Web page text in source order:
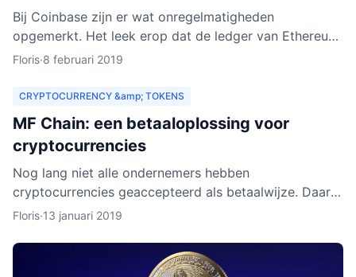
Bij Coinbase zijn er wat onregelmatigheden
opgemerkt. Het leek erop dat de ledger van Ethereum
Classic werd herschreven. Dat zou betekenen dat
Floris·8 februari 2019
CRYPTOCURRENCY &amp; TOKENS
MF Chain: een betaaloplossing voor
cryptocurrencies
Nog lang niet alle ondernemers hebben
cryptocurrencies geaccepteerd als betaalwijze. Daar
wil MF Chain een verandering in maken. Het bedrijf wil
Floris·13 januari 2019